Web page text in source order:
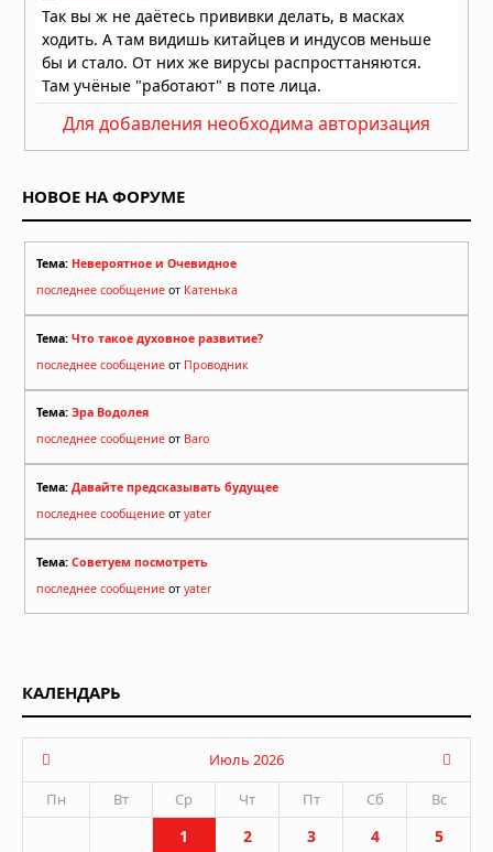
Для добавления необходима авторизация
НОВОЕ НА ФОРУМЕ
Тема: Невероятное и Очевидное
последнее сообщение от Катенька
Тема: Что такое духовное развитие?
последнее сообщение от Проводник
Тема: Эра Водолея
последнее сообщение от Baro
Тема: Давайте предсказывать будущее
последнее сообщение от yater
Тема: Советуем посмотреть
последнее сообщение от yater
КАЛЕНДАРЬ
Июль 2026
Пн
Вт Ср Чт Пт Сб Вс
1 2 3 4
5